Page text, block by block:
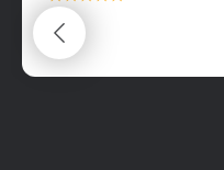
maximální spokojenost
22.06.2025